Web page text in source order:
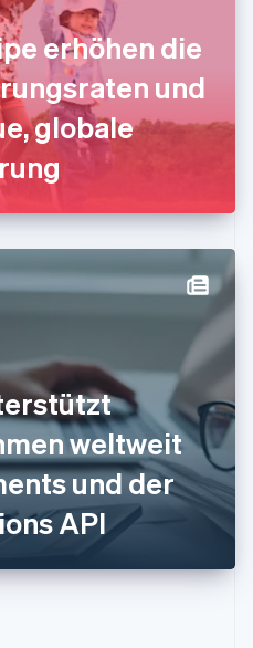
erhöhen die
und
globale
weltweit
und der
API